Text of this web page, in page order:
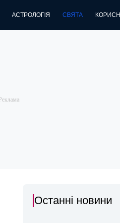
АСТРОЛОГІЯ СВЯТА
Останні новини